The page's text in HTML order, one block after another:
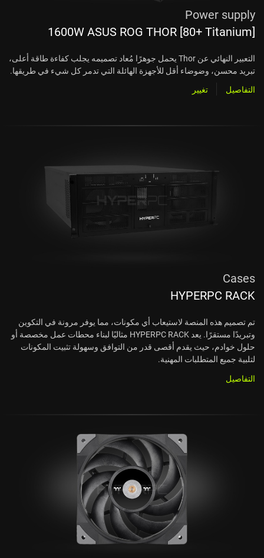
Power supply
1600W ASUS ROG THOR [80+ Titanium]
التعبير النهائي عن Thor يحمل جوهرًا مُعاد تصميمه يجلب كفاءة طاقة أعلى،
تبريد محسن، وضوضاء أقل للأجهزة الهائلة التي تدمر كل شيء في طريقها.
التفاصيل
تغيير
Cases
HYPERPC RACK
تم تصميم هذه المنصة لاستيعاب أي مكونات، مما يوفر مرونة في التكوين
وتبريدًا مستقرًا. يعد HYPERPC RACK مثاليًا لبناء محطات عمل مخصصة أو
حلول خوادم، حيث يقدم أقصى قدر من التوافق وسهولة تثبيت المكونات
لتلبية جميع المتطلبات المهنية.
التفاصيل